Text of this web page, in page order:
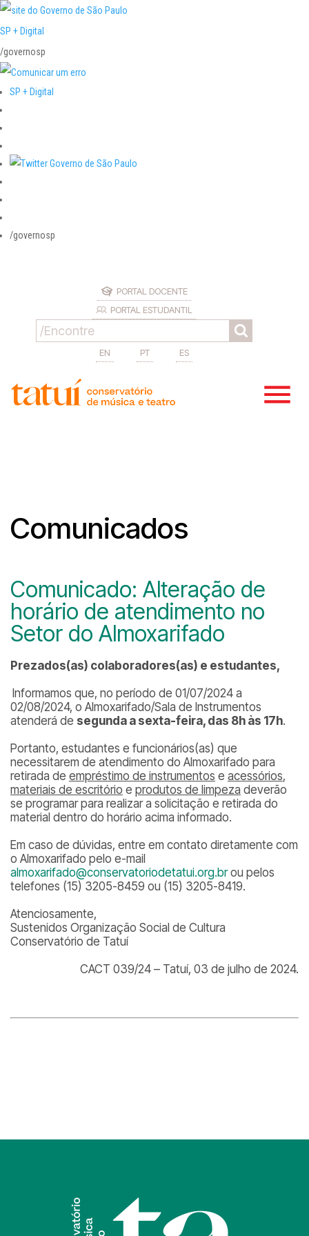
SP + Digital
/governosp
SP + Digital
/governosp
PORTAL DOCENTE
PORTAL ESTUDANTIL
EN PT ES
Comunicados
Comunicado: Alteração de
horário de atendimento no
Setor do Almoxarifado
Prezados(as) colaboradores(as) e estudantes,
Informamos que, no período de 01/07/2024 a
02/08/2024, o Almoxarifado/Sala de Instrumentos
atenderá de segunda a sexta-feira, das 8h às 17h.
Portanto, estudantes e funcionários(as) que
necessitarem de atendimento do Almoxarifado para
retirada de empréstimo de instrumentos e acessórios,
materiais de escritório e produtos de limpeza deverão
se programar para realizar a solicitação e retirada do
material dentro do horário acima informado.
Em caso de dúvidas, entre em contato diretamente com
o Almoxarifado pelo e-mail
almoxarifado@conservatoriodetatui.org.brou pelos
telefones (15) 3205-8459 ou (15) 3205-8419.
Atenciosamente,
Sustenidos Organização Social de Cultura
Conservatório de Tatuí
CACT 039/24 – Tatuí, 03 de julho de 2024.